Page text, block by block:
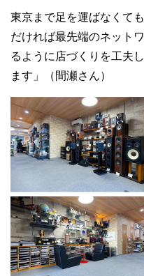
東京まで足を運ばなくて
だければ最先端のネット
るように店づくりを工夫
ます」（間瀬さん）